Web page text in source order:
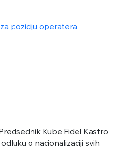
poziciju operatera
Kube Fidel Kastro
o nacionalizaciji svih